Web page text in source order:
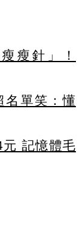
瘦針」！
名單笑：懂
記憶體毛